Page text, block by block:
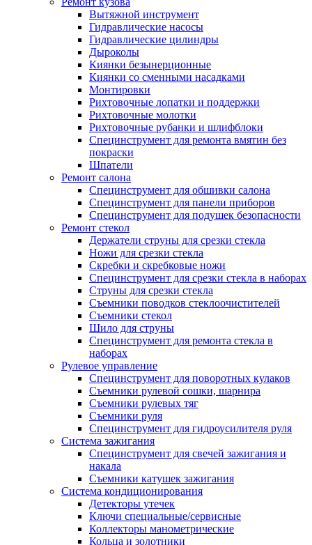
Вытяжной инструмент
Гидравлические насосы
Гидравлические цилиндры
Дыроколы
Киянки безынерционные
Киянки со сменными насадками
Монтировки
Рихтовочные лопатки и поддержки
Рихтовочные молотки
Рихтовочные рубанки и шлифблоки
Специнструмент для ремонта вмятин без
покраски
Шпатели
Ремонт салона
Специнструмент для обшивки салона
Специнструмент для панели приборов
Специнструмент для подушек безопасности
Ремонт стекол
Держатели струны для срезки стекла
Ножи для срезки стекла
Скребки и скребковые ножи
Специнструмент для срезки стекла в наборах
Струны для срезки стекла
Съемники поводков стеклоочистителей
Съемники стекол
Шило для струны
Специнструмент для ремонта стекла в
наборах
Рулевое управление
Специнструмент для поворотных кулаков
Съемники рулевой сошки, шарнира
Съемники рулевых тяг
Съемники руля
Специнструмент для гидроусилителя руля
Система зажигания
Специнструмент для свечей зажигания и
накала
Съемники катушек зажигания
Система кондиционирования
Детекторы утечек
Ключи специальные/сервисные
Коллекторы манометрические
Кольца и золотники